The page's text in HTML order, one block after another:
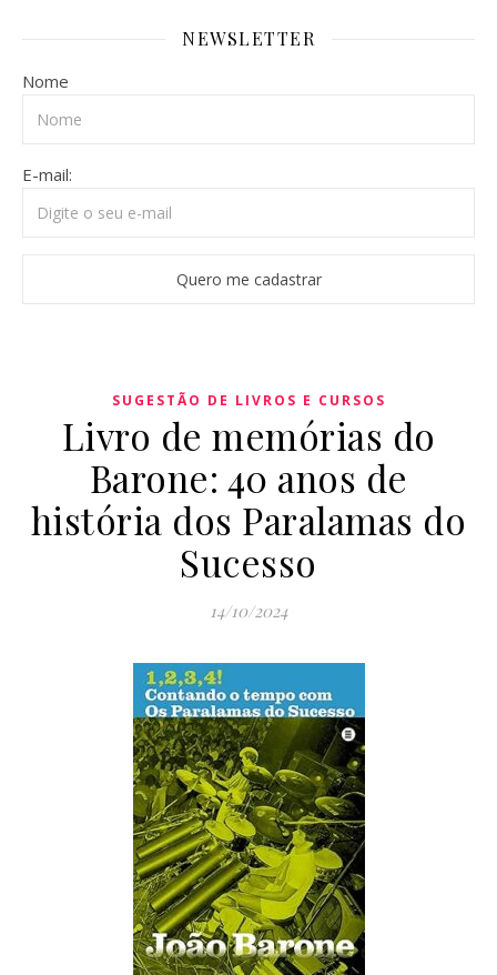
NEWSLETTER
Nome
E-mail:
SUGESTÃO DE LIVROS E CURSOS
Livro de memórias do
Barone: 40 anos de
história dos Paralamas do
Sucesso
14/10/2024